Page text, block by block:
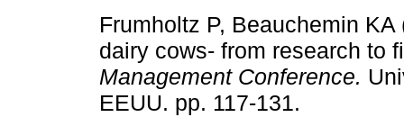
Frumholtz P, Beauchemin
dairy cows- from research to
Management Conference.
EEUU. pp. 117-131.